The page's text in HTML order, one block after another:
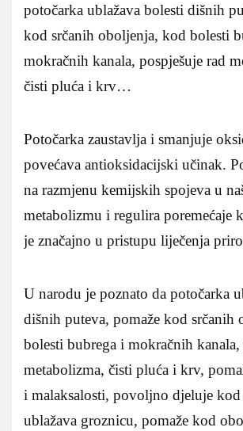
potočarka ublažava bolesti dišnih
kod srčanih oboljenja, kod bolesti
mokračnih kanala, pospješuje rad
čisti pluća i krv…
Potočarka zaustavlja i smanjuje
povećava antioksidacijski učinak.
na razmjenu kemijskih spojeva u
metabolizmu i regulira poremećaje
je značajno u pristupu liječenja
U narodu je poznato da potočarka
dišnih puteva, pomaže kod srčanih
bolesti bubrega i mokračnih kanala,
metabolizma, čisti pluća i krv,
i malaksalosti, povoljno djeluje kod
ublažava groznicu, pomaže kod